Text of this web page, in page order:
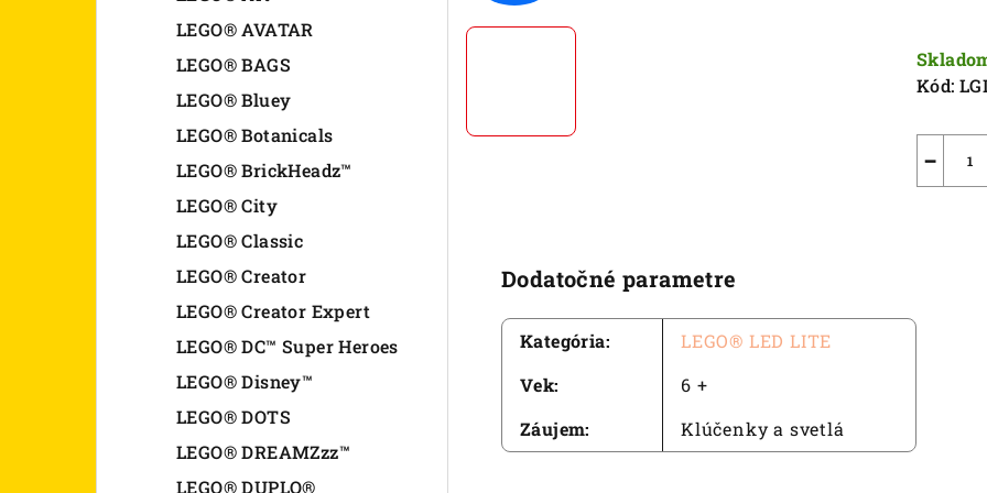
LEGO® AVATAR
LEGO® BAGS
LEGO® Bluey
LEGO® Botanicals
LEGO® BrickHeadz™
LEGO® City
LEGO® Classic
LEGO® Creator
LEGO® Creator Expert
LEGO® DC™ Super Heroes
LEGO® Disney™
LEGO® DOTS
LEGO® DREAMZzz™
LEGO® DUPLO®
cena:
Kód:
−
Dodatočné parametre
Kategória:
LEGO® LED LITE
Vek:
6 +
Záujem: Klúčenky a svetlá